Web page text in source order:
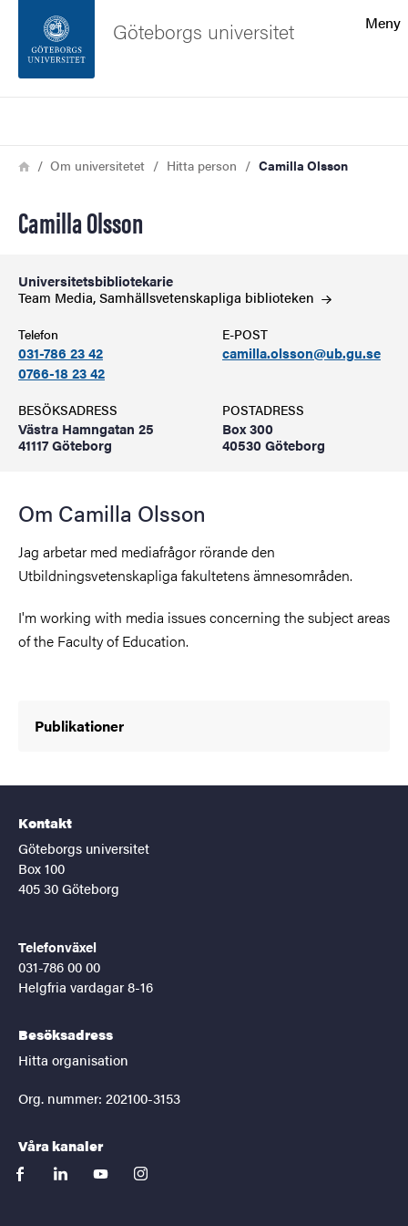
Sidfoten
Meny
Göteborgs universitet
Länkstig
HemOm universitetet Hitta person Camilla Olsson
Camilla Olsson
Universitetsbibliotekarie
Team Media, Samhällsvetenskapliga biblioteken
Telefon
031-786 23 42
0766-18 23 42
E-POST
camilla.olsson@ub.gu.se
BESÖKSADRESS
Västra Hamngatan 25
41117 Göteborg
POSTADRESS
Box 300
40530 Göteborg
Om Camilla Olsson
Jag arbetar med mediafrågor rörande den
Utbildningsvetenskapliga fakultetens ämnesområden.
I'm working with media issues concerning the subject areas
of the Faculty of Education.
Publikationer
Kontakt
Göteborgs universitet
Box 100
405 30 Göteborg
Telefonväxel
031-786 00 00
Helgfria vardagar 8-16
Besöksadress
Hitta organisation
Org. nummer: 202100-3153
Våra kanaler
facebooklinkedinyoutubeinstagram